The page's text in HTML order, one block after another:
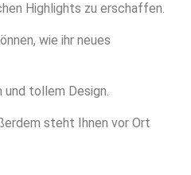
Highlights zu erschaffen.
wie ihr neues
tollem Design.
steht Ihnen vor Ort